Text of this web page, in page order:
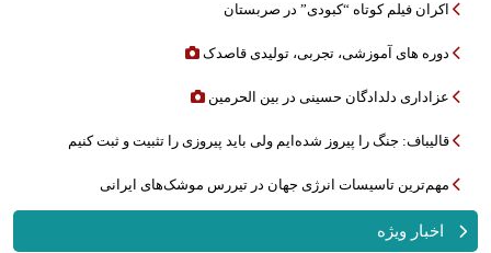
اکران فیلم کوتاه “کبودی” در صربستان
دوره های آموزشی، تجربی، تولیدی قاصدک
عزاداری دلدادگان حسینی در بین الحرمین
قالیباف: جنگ را پیروز شده‌ایم ولی باید پیروزی را تثبیت و ثبت کنیم
مهم‌ترین تاسیسات انرژی جهان در تیررس موشک‌های ایرانی
اخبار ویژه